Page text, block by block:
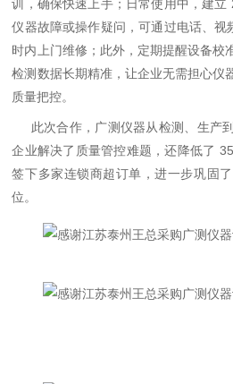
训，确保快速上手；日常使用中，建立
仪器故障或操作疑问，可通过电话、
时内上门维修；此外，定期提醒设备校
检测数据长期精准，让企业无需担心仪
质量把控。
此次合作，广测仪器从检测、生产
企业解决了质量管控难题，还降低了
签下多家连锁商超订单，进一步巩固
位。